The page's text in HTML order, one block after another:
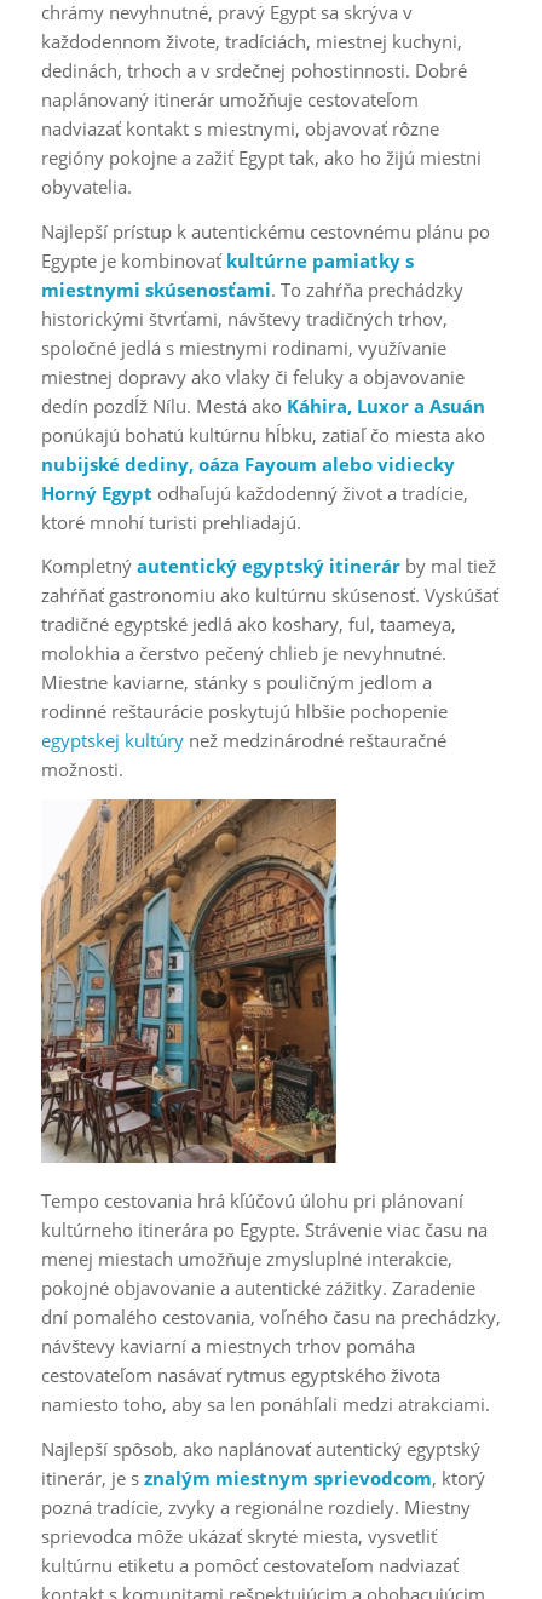
chrámy nevyhnutné, pravý Egypt sa skrýva v
každodennom živote, tradíciách, miestnej kuchyni,
dedinách, trhoch a v srdečnej pohostinnosti. Dobré
naplánovaný itinerár umožňuje cestovateľom
nadviazať kontakt s miestnymi, objavovať rôzne
regióny pokojne a zažiť Egypt tak, ako ho žijú miestni
obyvatelia.
Najlepší prístup k autentickému cestovnému plánu po
Egypte je kombinovať kultúrne pamiatky s
miestnymi skúsenosťami. To zahŕňa prechádzky
historickými štvrťami, návštevy tradičných trhov,
spoločné jedlá s miestnymi rodinami, využívanie
miestnej dopravy ako vlaky či feluky a objavovanie
dedín pozdĺž Nílu. Mestá ako Káhira, Luxor a Asuán
ponúkajú bohatú kultúrnu hĺbku, zatiaľ čo miesta ako
nubijské dediny, oáza Fayoum alebo vidiecky
Horný Egypt odhaľujú každodenný život a tradície,
ktoré mnohí turisti prehliadajú.
Kompletný autentický egyptský itinerárby mal tiež
zahŕňať gastronomiu ako kultúrnu skúsenosť. Vyskúšať
tradičné egyptské jedlá ako koshary, ful, taameya,
molokhia a čerstvo pečený chlieb je nevyhnutné.
Miestne kaviarne, stánky s pouličným jedlom a
rodinné reštaurácie poskytujú hlbšie pochopenie
egyptskej kultúrynež medzinárodné reštauračné
možnosti.
Tempo cestovania hrá kľúčovú úlohu pri plánovaní
kultúrneho itinerára po Egypte. Strávenie viac času na
menej miestach umožňuje zmysluplné interakcie,
pokojné objavovanie a autentické zážitky. Zaradenie
dní pomalého cestovania, voľného času na prechádzky,
návštevy kaviarní a miestnych trhov pomáha
cestovateľom nasávať rytmus egyptského života
namiesto toho, aby sa len ponáhľali medzi atrakciami.
Najlepší spôsob, ako naplánovať autentický egyptský
itinerár, je s znalým miestnym sprievodcom, ktorý
pozná tradície, zvyky a regionálne rozdiely. Miestny
sprievodca môže ukázať skryté miesta, vysvetliť
kultúrnu etiketu a pomôcť cestovateľom nadviazať
kontakt s komunitami rešpektujúcim a obohacujúcim